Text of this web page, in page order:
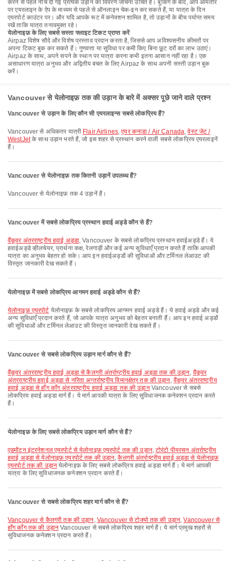
करने से पहले नीचे दी गई प्रत्येक उड़ान का विवरण जांचना उचित है। बुकिंग के बाद, आप आमतौर
पर एयरलाइन के ऐप के माध्यम से पहले से ऑनलाइन चेक-इन कर सकते हैं, या यात्रा के दिन
एयरपोर्ट काउंटर पर। और यदि आपके रूट में कनेक्शन शामिल है, तो उड़ानों के बीच पर्याप्त समय
रखें ताकि यात्रा तनावमुक्त रहे।
येलोनाइफ़ के लिए सबसे सस्ता फ्लाइट टिकट प्राप्त करें
Airpaz विशेष सौदे और विशेष प्रस्ताव प्रदान करता है, जिससे आप अविश्वसनीय कीमतों पर
अपना टिकट बुक कर सकते हैं। गुणवत्ता या सुविधा पर कमी किए बिना छूट दरों का लाभ उठाएं।
Airpaz के साथ, अपने सपने के स्थान पर यात्रा करना कभी इतना आसान नहीं रहा है। एक
असाधारण यात्रा अनुभव और अद्वितीय बचत के लिए Airpaz के साथ अपनी सस्ती उड़ान बुक
करें।
Vancouver से येलोनाइफ़ तक की उड़ान के बारे में अक्सर पूछे जाने वाले प्रश्न
Vancouver से उड़ान के लिए कौन सी एयरलाइन्स सबसे लोकप्रिय हैं?
Vancouver से अधिकतर यात्री Flair Airlines,एयर कनाडा / Air Canada,वेस्ट जेट /
WestJetके साथ उड़ान भरते हैं, जो इस शहर से प्रस्थान करने वाली सबसे लोकप्रिय एयरलाइनें
हैं।
Vancouver से येलोनाइफ़ तक कितनी उड़ानें उपलब्ध हैं?
Vancouver से येलोनाइफ़ तक 4 उड़ानें हैं।
Vancouver में सबसे लोकप्रिय प्रस्थान हवाई अड्डे कौन से हैं?
वैंकूवर अंतरराष्ट्रीय हवाई अड्डा, Vancouver के सबसे लोकप्रिय प्रस्थान हवाईअड्डे हैं। ये
हवाईअड्डे व्हीलचेयर, प्रार्थना कक्ष, रेलगाड़ी और कई अन्य सुविधाएँ प्रदान करते हैं ताकि आपकी
यात्रा का अनुभव बेहतर हो सके। आप इन हवाईअड्डों की सुविधाओं और टर्मिनल लेआउट की
विस्तृत जानकारी देख सकते हैं।
येलोनाइफ़ में सबसे लोकप्रिय आगमन हवाई अड्डे कौन से हैं?
येलोनाइफ़ एयरपोर्ट येलोनाइफ़ के सबसे लोकप्रिय आगमन हवाई अड्डे हैं। ये हवाई अड्डे और कई
अन्य सुविधाएँ प्रदान करते हैं, जो आपके यात्रा अनुभव को बेहतर बनाती हैं। आप इन हवाई अड्डों
की सुविधाओं और टर्मिनल लेआउट की विस्तृत जानकारी देख सकते हैं।
Vancouver से सबसे लोकप्रिय उड़ान मार्ग कौन से हैं?
वैंकूवर अंतरराष्ट्रीय हवाई अड्डा से कैलगरी अंतर्राष्ट्रीय हवाई अड्डा तक की उड़ान, वैंकूवर
अंतरराष्ट्रीय हवाई अड्डा से नरिता अन्तर्राष्ट्रीय विमानक्षेत्र तक की उड़ान, वैंकूवर अंतरराष्ट्रीय
हवाई अड्डा से हॉंग कॉंग अंतरराष्ट्रीय हवाई अड्डा तक की उड़ानVancouver से सबसे
लोकप्रिय हवाई अड्डा मार्ग हैं। ये मार्ग आपकी यात्रा के लिए सुविधाजनक कनेक्शन प्रदान करते
हैं।
येलोनाइफ़ के लिए सबसे लोकप्रिय उड़ान मार्ग कौन से हैं?
एडमोंटन इंटरनेशनल एयरपोर्ट से येलोनाइफ़ एयरपोर्ट तक की उड़ान,टोरंटो पीयरसन अंतर्राष्ट्रीय
हवाई अड्डा से येलोनाइफ़ एयरपोर्ट तक की उड़ान,कैलगरी अंतर्राष्ट्रीय हवाई अड्डा से येलोनाइफ़
एयरपोर्ट तक की उड़ानयेलोनाइफ़ के लिए सबसे लोकप्रिय हवाई अड्डा मार्ग हैं। ये मार्ग आपकी
यात्रा के लिए सुविधाजनक कनेक्शन प्रदान करते हैं।
Vancouver से सबसे लोकप्रिय शहर मार्ग कौन से हैं?
Vancouver से कैलगरी तक की उड़ान, Vancouver से टोक्यो तक की उड़ान,Vancouver से
हाँग काँग तक की उड़ानVancouver से सबसे लोकप्रिय शहर मार्ग हैं। ये मार्ग प्रमुख शहरों से
सुविधाजनक कनेक्शन प्रदान करते हैं।